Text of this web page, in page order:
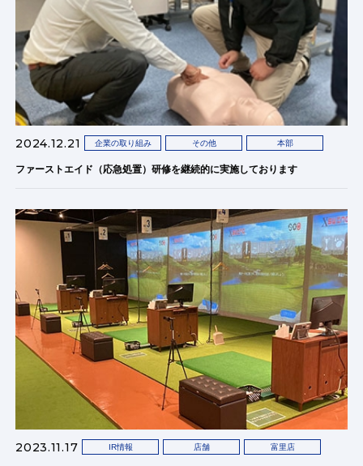
2024.12.21 企業の取り組み その他 本部
ファーストエイド（応急処置）研修を継続的に実施しております
2023.11.17 IR情報 店舗 富里店